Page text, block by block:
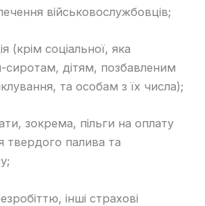
військовослужбовців;
(крім соціальної, яка
сиротам, дітям, позбавленим
та особам з їх числа);
зокрема, пільги на оплату
палива та
інші страхові